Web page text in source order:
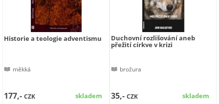
Historie a teologie adventismu
měkká
skladem
177,-CZK
Duchovní rozlišování aneb
přežití církve v krizi
brožura
skladem
35,-CZK